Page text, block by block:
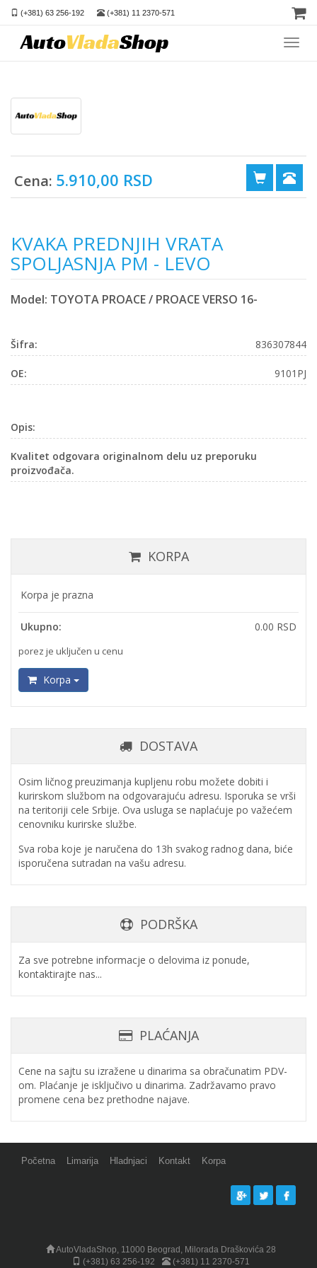
(+381) 63 256-192 (+381) 11 2370-571
Cena: 5.910,00 RSD
KVAKA PREDNJIH VRATA
SPOLJASNJA PM - LEVO
Model: TOYOTA PROACE / PROACE VERSO 16-
Šifra: 836307844
OE: 9101PJ
Opis:
Kvalitet odgovara originalnom delu uz preporuku
proizvođača.
KORPA
Korpa je prazna
Ukupno: 0.00 RSD
porez je uključen u cenu
Korpa
DOSTAVA
Osim ličnog preuzimanja kupljenu robu možete dobiti i
kurirskom službom na odgovarajuću adresu. Isporuka se vrši
na teritoriji cele Srbije. Ova usluga se naplaćuje po važećem
cenovniku kurirske službe.
Sva roba koje je naručena do 13h svakog radnog dana, biće
isporučena sutradan na vašu adresu.
PODRŠKA
Za sve potrebne informacje o delovima iz ponude,
kontaktirajte nas...
PLAĆANJA
Cene na sajtu su izražene u dinarima sa obračunatim PDV-
om. Plaćanje je isključivo u dinarima. Zadržavamo pravo
promene cena bez prethodne najave.
Početna Limarija Hladnjaci Kontakt Korpa
AutoVladaShop, 11000 Beograd, Milorada Draškovića 28
(+381) 63 256-192
(+381) 11 2370-571